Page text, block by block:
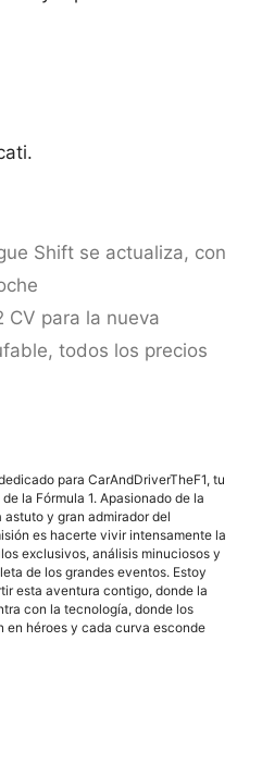
Shift se actualiza, con
CV para la nueva
todos los precios
para CarAndDriverTheF1, tu
la Fórmula 1. Apasionado de la
y gran admirador del
es hacerte vivir intensamente la
exclusivos, análisis minuciosos y
de los grandes eventos. Estoy
esta aventura contigo, donde la
con la tecnología, donde los
en héroes y cada curva esconde